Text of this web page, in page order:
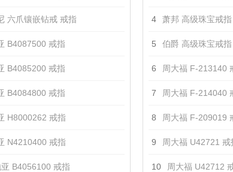
六爪镶嵌钻戒 戒指
B4087500 戒指
B4085200 戒指
B4084800 戒指
H8000262 戒指
N4210400 戒指
B4056100 戒指
4 萧邦 高级珠宝戒
5 伯爵 高级珠宝戒
6 周大福 F-213140
7 周大福 F-214040
8 周大福 F-209019
9 周大福 U42721 戒
10 周大福 U42712